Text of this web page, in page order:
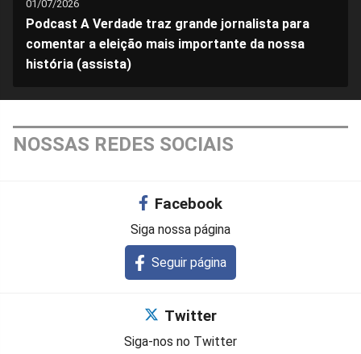
01/07/2026
Podcast A Verdade traz grande jornalista para
comentar a eleição mais importante da nossa
história (assista)
NOSSAS REDES SOCIAIS
Facebook
Siga nossa página
Seguir página
Twitter
Siga-nos no Twitter